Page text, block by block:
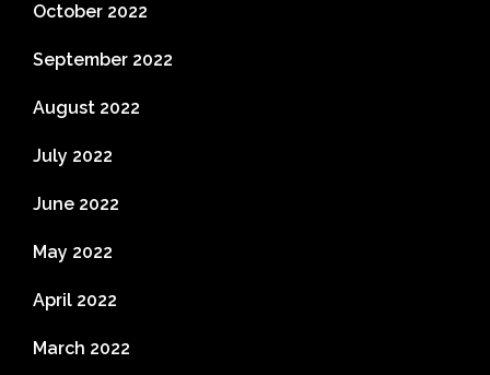
October 2022
September 2022
August 2022
July 2022
June 2022
May 2022
April 2022
March 2022